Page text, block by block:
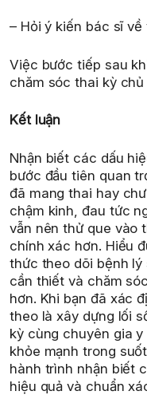
– Hỏi ý kiến bác sĩ
Việc bước tiếp sau
chăm sóc thai kỳ chủ
Kết luận
Nhận biết các dấu
bước đầu tiên quan
đã mang thai hay
chậm kinh, đau tức
vẫn nên thử que vào
chính xác hơn. Hiểu
thức theo dõi bệnh lý
cần thiết và chăm
hơn. Khi bạn đã xác
theo là xây dựng lối
kỳ cùng chuyên gia
khỏe mạnh trong
hành trình nhận biết
hiệu quả và chuẩn